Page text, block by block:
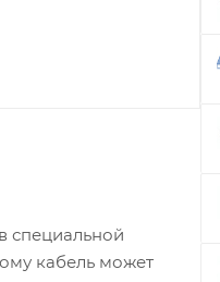
специальной
кабель может